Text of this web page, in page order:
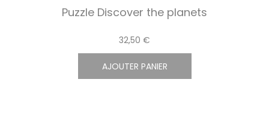
Puzzle Discover the planets
32,50 €
AJOUTER PANIER